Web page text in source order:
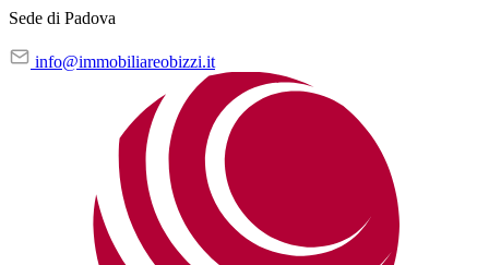
Sede di Padova
info@immobiliareobizzi.it